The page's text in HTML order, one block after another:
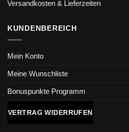
Versandkosten & Lieferzeiten
KUNDENBEREICH
Mein Konto
Meine Wunschliste
Bonuspunkte Programm
VERTRAG WIDERRUFEN